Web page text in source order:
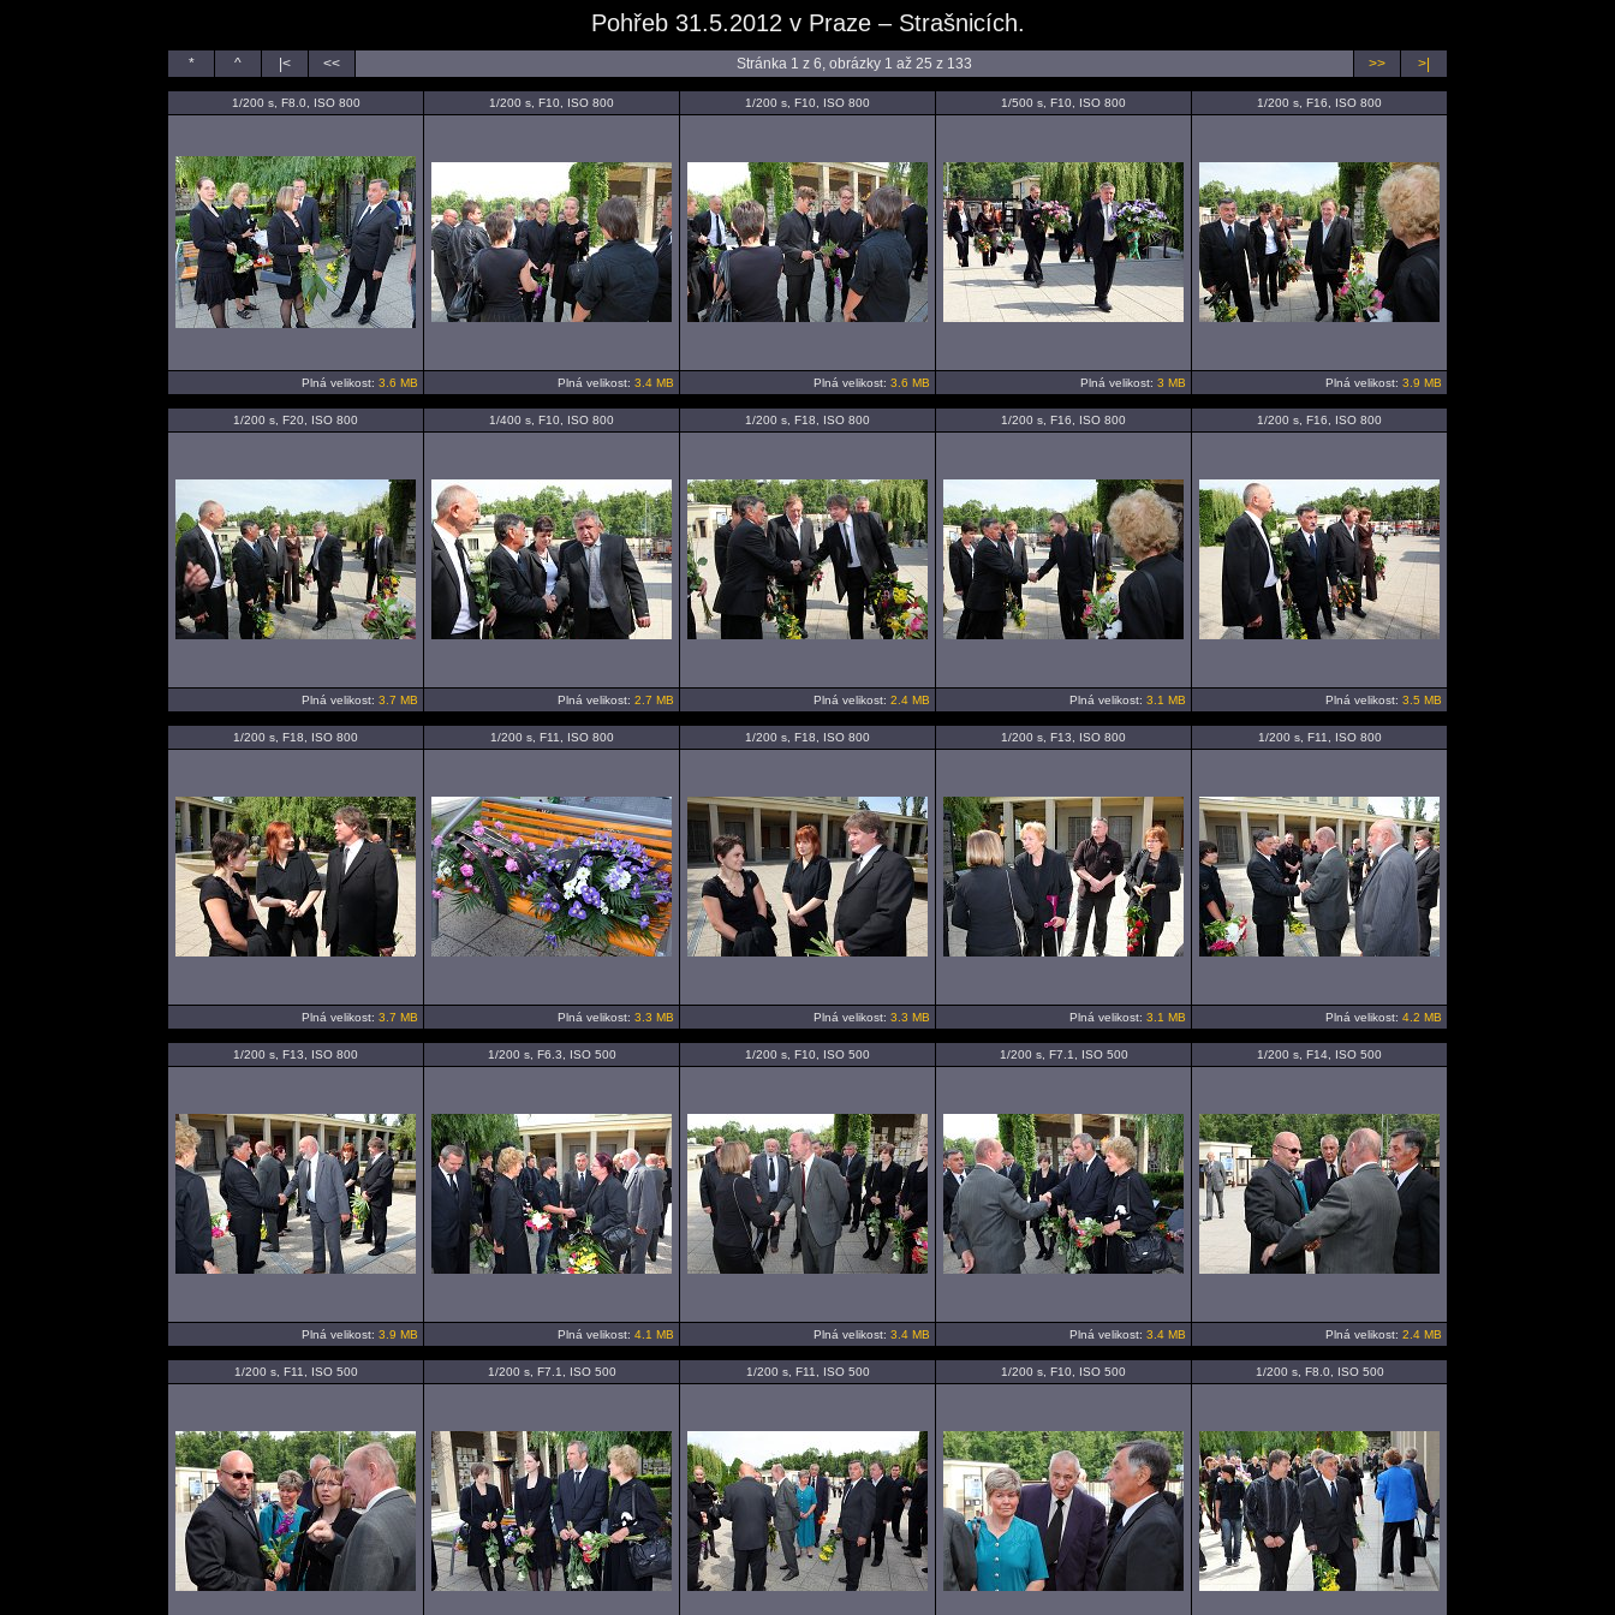
Pohřeb 31.5.2012 v Praze – Strašnicích.
* ^ |< << Stránka 1 z 6, obrázky 1 až 25 z 133 >> >|
1/200 s, F8.0, ISO 800 1/200 s, F10, ISO 800 1/200 s, F10, ISO 800 1/500 s, F10, ISO 800 1/200 s, F16, ISO 800
Plná velikost: 3.6 MB Plná velikost: 3.4 MB Plná velikost: 3.6 MB Plná velikost: 3 MB Plná velikost: 3.9 MB
1/200 s, F20, ISO 800 1/400 s, F10, ISO 800 1/200 s, F18, ISO 800 1/200 s, F16, ISO 800 1/200 s, F16, ISO 800
Plná velikost: 3.7 MB Plná velikost: 2.7 MB Plná velikost: 2.4 MB Plná velikost: 3.1 MB Plná velikost: 3.5 MB
1/200 s, F18, ISO 800 1/200 s, F11, ISO 800 1/200 s, F18, ISO 800 1/200 s, F13, ISO 800 1/200 s, F11, ISO 800
Plná velikost: 3.7 MB Plná velikost: 3.3 MB Plná velikost: 3.3 MB Plná velikost: 3.1 MB Plná velikost: 4.2 MB
1/200 s, F13, ISO 800 1/200 s, F6.3, ISO 500 1/200 s, F10, ISO 500 1/200 s, F7.1, ISO 500 1/200 s, F14, ISO 500
Plná velikost: 3.9 MB Plná velikost: 4.1 MB Plná velikost: 3.4 MB Plná velikost: 3.4 MB Plná velikost: 2.4 MB
1/200 s, F11, ISO 500 1/200 s, F7.1, ISO 500 1/200 s, F11, ISO 500 1/200 s, F10, ISO 500 1/200 s, F8.0, ISO 500